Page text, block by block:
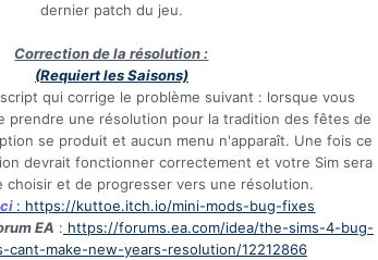
dernier patch du jeu.
Correction de la résolution :
(Requiert les Saisons)
qui corrige le problème suivant : lorsque vous
prendre une résolution pour la tradition des fêtes de
se produit et aucun menu n'apparaît. Une fois ce
devrait fonctionner correctement et votre Sim sera
choisir et de progresser vers une résolution.
: https://kuttoe.itch.io/mini-mods-bug-fixes
EA : https://forums.ea.com/idea/the-sims-4-bug-
cant-make-new-years-resolution/12212866